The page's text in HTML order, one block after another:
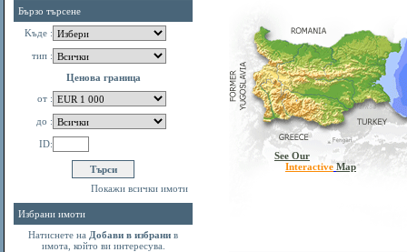
Бързо търсене
Kъде :
тип :
Ценова граница
от :
до :
ID:
Покажи всички имоти
Избрани имоти
Натиснете на Добави в избрани в
имота, който ви интересува.
See Our
Interactive Map